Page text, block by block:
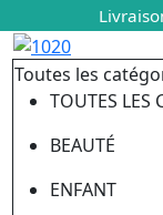
Toutes les
TOUTES LES
BEAUTÉ
ENFANT